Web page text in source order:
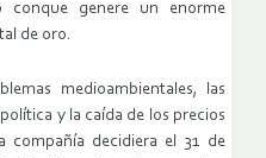
genere un enorme
de oro.
medioambientales, las
y la caída de los precios
compañía decidiera el 31 de